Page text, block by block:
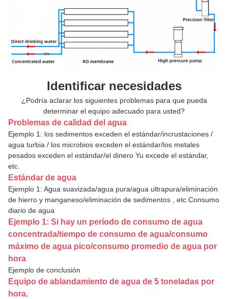
Identificar necesidades
¿Podría aclarar los siguientes problemas para que pueda
determinar el equipo adecuado para usted?
Problemas de calidad del agua
Ejemplo 1: los sedimentos exceden el estándar/incrustaciones /
agua turbia / los microbios exceden el estándar/los metales
pesados exceden el estándar/el dinero Yu excede el estándar,
etc.
Estándar de agua
Ejemplo 1: Agua suavizada/agua pura/agua ultrapura/eliminación
de hierro y manganeso/eliminación de sedimentos , etc.Consumo
diario de agua
Ejemplo 1: Si hay un período de consumo de agua
concentrada/tiempo de consumo de agua/consumo
máximo de agua pico/consumo promedio de agua por
hora
Ejemplo de conclusión
Equipo de ablandamiento de agua de 5 toneladas por
hora.